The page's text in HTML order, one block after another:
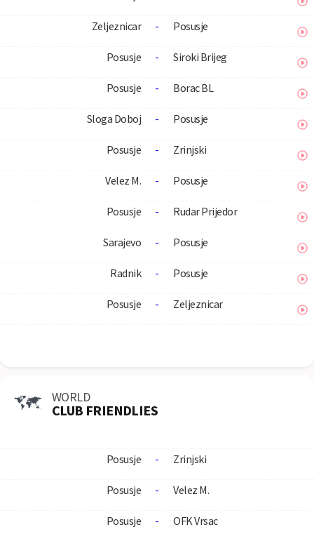
Zeljeznicar - Posusje
Posusje - Siroki Brijeg
Posusje - Borac BL
Sloga Doboj - Posusje
Posusje - Zrinjski
Velez M. - Posusje
Posusje - Rudar Prijedor
Sarajevo - Posusje
Radnik - Posusje
Posusje - Zeljeznicar
WORLD
CLUB FRIENDLIES
Posusje - Zrinjski
Posusje - Velez M.
Posusje - OFK Vrsac